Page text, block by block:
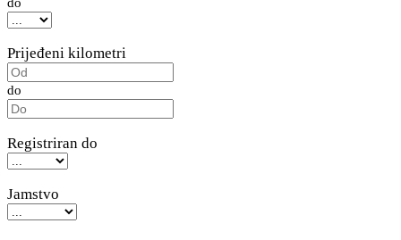
Prijeđeni kilometri
do
Registriran do
Jamstvo